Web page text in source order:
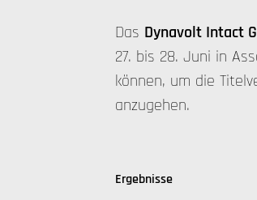
Das Dynavolt Intact
27. bis 28. Juni in
können, um die
anzugehen.
Ergebnisse